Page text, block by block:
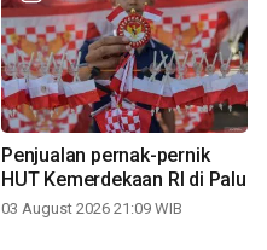
Penjualan pernak-pernik
HUT Kemerdekaan RI di Palu
03 August 2026 21:09 WIB